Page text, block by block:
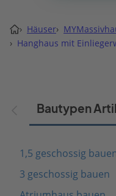
› Häuser›
› Hanghaus mit
Bautypen
1,5 geschossig
3 geschossig bauen